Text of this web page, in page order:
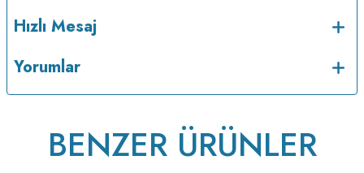
ütülenir.
Hızlı Mesaj
Yorumlar
BENZER ÜRÜNLER